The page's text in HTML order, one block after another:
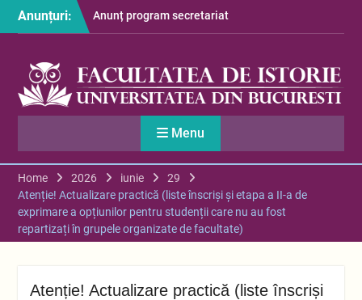
Anunțuri:
Anunț program secretariat
– luna august
2026
S-au afișat informațiile
despre cazarea studenților
în anul universitar 2026-
Menu
Home 2026 iunie
29
Atenție! Actualizare practică (liste înscriși și etapa a II-a de
exprimare a opțiunilor pentru studenții care nu au fost
repartizați în grupele organizate de facultate)
Atenție! Actualizare practică (liste înscriși